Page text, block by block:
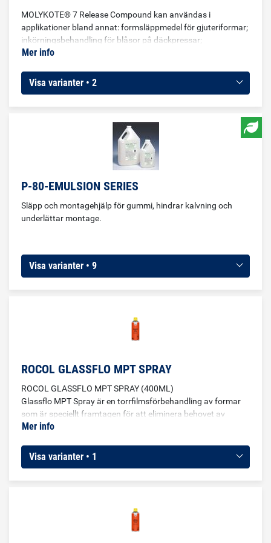
MOLYKOTE® 7 Release Compound kan användas i
applikationer bland annat: formsläppmedel för gjuteriformar;
inkörningsbehandling för blåsor på däckpressar;
gummismörjmedel och konserveringsmedel; släppmedel för
gummibelagd kabel genom rör; släppmedel för plastextrudrar
och bearbetningsutrustning; anka släppmedel för
Mer info
Visa varianter • 2
P-80-EMULSION SERIES
Släpp och montagehjälp för gummi, hindrar kalvning och
underlättar montage.
Visa varianter • 9
ROCOL GLASSFLO MPT SPRAY
ROCOL GLASSFLO MPT SPRAY (400ML)
Glassflo MPT Spray är en torrfilmsförbehandling av formar
som är speciellt framtagen för att eliminera behovet av
manuell rengöring av formar under uppstart, vilket ger
Mer info
Visa varianter • 1